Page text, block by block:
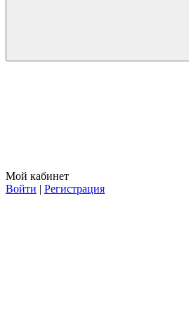
Мой кабинет
Войти | Регистрация